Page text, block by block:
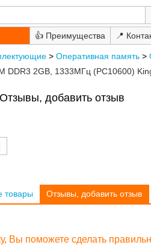
👍 📍
> Оперативная память>
добавить отзыв
товары Отзывы, добавить отзыв
Вы поможете сделать